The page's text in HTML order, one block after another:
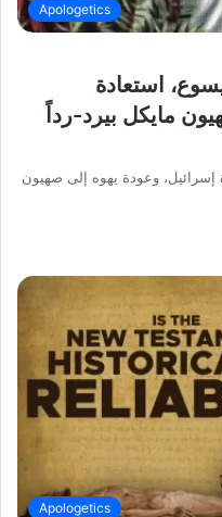
Apologetics
أنا الله (1): يسوع، استعادة
مايكل بيرد-رداً
يسوع، استعادة إسرائيل، وعودة يهوه إلى صهيون
Apologetics